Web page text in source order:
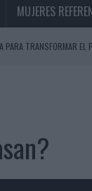
MUJERES
PARA TRANSFORMAR
GESTIÓN DE SUS
EN SU ÚLTIMA
DE MARCA A LARGO